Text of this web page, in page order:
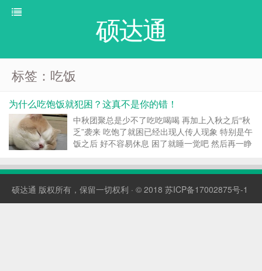
硕达通
标签：吃饭
为什么吃饱饭就犯困？这真不是你的错！
中秋团聚总是少不了吃吃喝喝 再加上入秋之后“秋
乏”袭来 吃饱了就困已经出现人传人现象 特别是午
饭之后 好不容易休息 困了就睡一觉吧 然后再一睁
大家听到最多的说法大概是 在吃完饭后，血液涌
硕达通 版权所有，保留一切权利 · © 2018 苏ICP备17002875号-1